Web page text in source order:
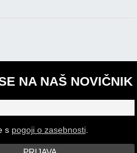
NA NAŠ NOVIČNIK
s pogoji o zasebnosti.